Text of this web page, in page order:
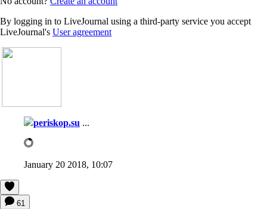
By logging in to LiveJournal using a third-party service you accept
LiveJournal's User agreement
periskop.su ...
January 20 2018, 10:07
61